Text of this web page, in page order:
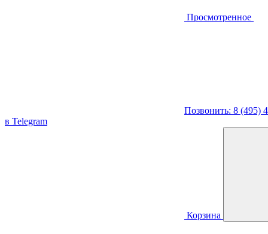
Просмотренное
Позвонить: 8 (495)
в Telegram
Корзина